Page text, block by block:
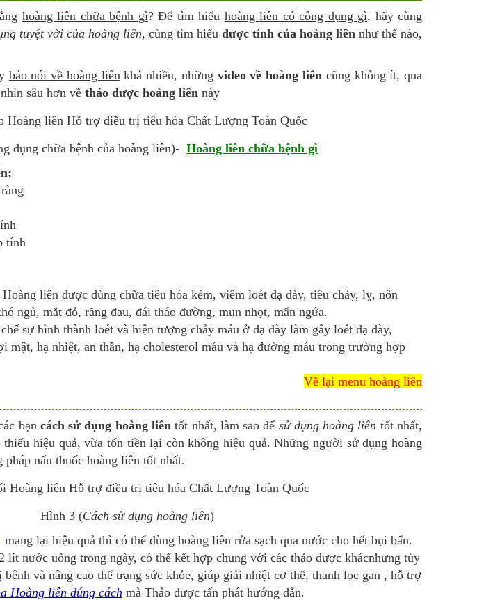
hoàng liên chữa bệnh gì? Để tìm hiểu hoàng liên có công dụng gì, hãy cùng
tuyệt vời của hoàng liên, cùng tìm hiểu dược tính của hoàng liên như thế nào,
báo nói về hoàng liênkhá nhiều, những video về hoàng liêncũng không ít, qua
sâu hơn về thảo dược hoàng liênnày
dụng chữa bệnh của hoàng liên)-Hoàng liên chữa bệnh gì
tính
liên được dùng chữa tiêu hóa kém, viêm loét dạ dày, tiêu chảy, lỵ, nôn
ngủ, mắt đỏ, răng đau, đái tháo đường, mụn nhọt, mẩn ngứa.
sự hình thành loét và hiện tượng chảy máu ở dạ dày làm gây loét dạ dày,
mật, hạ nhiệt, an thần, hạ cholesterol máu và hạ đường máu trong trường hợp
Về lại menu hoàng liên
bạn cách sử dụng hoàng liên tốt nhất, làm sao để sử dụng hoàng liên tốt nhất,
thiếu hiệu quả, vừa tốn tiền lại còn không hiệu quả. Nhữngngười sử dụng hoàng
nấu thuốc hoàng liên tốt nhất.
Hình 3 (Cách sử dụng hoàng liên)
lại hiệu quả thì có thể dùng hoàng liên rửa sạch qua nước cho hết bụi bẩn.
nước uống trong ngày, có thể kết hợp chung với các thảo dược khácnhưng tùy
và nâng cao thể trạng sức khỏe, giúp giải nhiệt cơ thể, thanh lọc gan , hỗ trợ
Hoàng liên đúng cách mà Thảo dược tấn phát hướng dẫn.